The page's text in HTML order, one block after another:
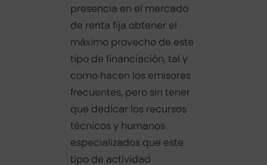
presencia en el mercado
de renta fija obtener el
máximo provecho de este
tipo de financiación, tal y
como hacen los emisores
frecuentes, pero sin tener
que dedicar los recursos
técnicos y humanos
especializados que este
tipo de actividad